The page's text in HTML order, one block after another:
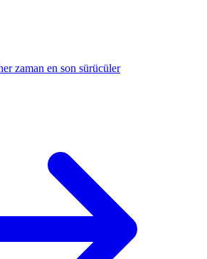
zaman en son sürücüler